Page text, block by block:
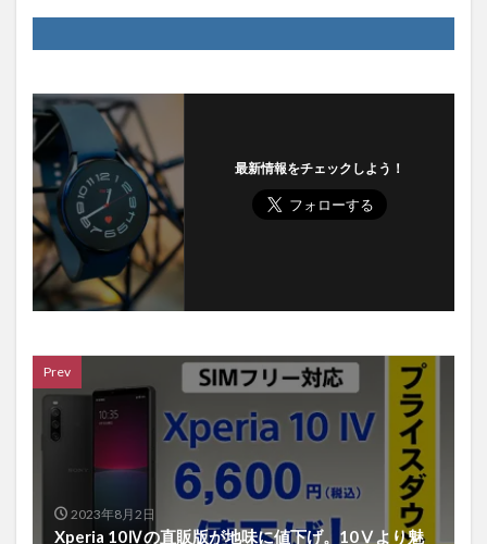
最新情報をチェックしよう！
Prev
2023年8月2日
Xperia 10Ⅳの直販版が地味に値下げ。10Ⅴより魅